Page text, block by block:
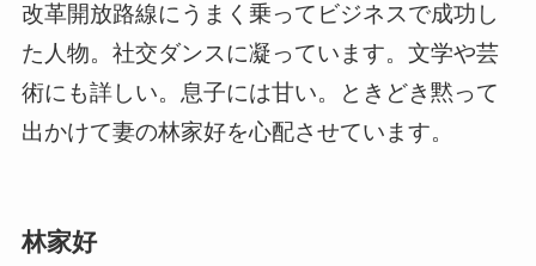
改革開放路線にうまく乗ってビジネスで成功し
た人物。社交ダンスに凝っています。文学や芸
術にも詳しい。息子には甘い。ときどき黙って
出かけて妻の林家好を心配させています。
林家好